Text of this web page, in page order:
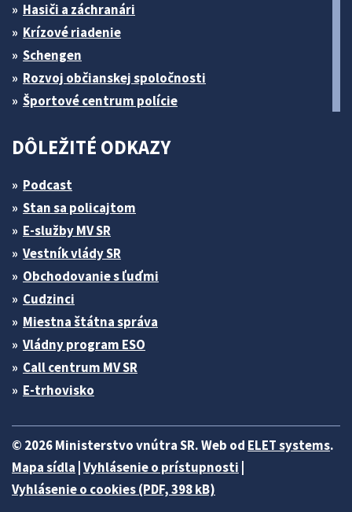
Hasiči a záchranári
Krízové riadenie
Schengen
Rozvoj občianskej spoločnosti
Športové centrum polície
DÔLEŽITÉ ODKAZY
Podcast
Stan sa policajtom
E-služby MV SR
Vestník vlády SR
Obchodovanie s ľuďmi
Cudzinci
Miestna štátna správa
Vládny program ESO
Call centrum MV SR
E-trhovisko
© 2026 Ministerstvo vnútra SR. Web od ELET systems.
Mapa sídla Vyhlásenie o prístupnosti
Vyhlásenie o cookies (PDF, 398 kB)